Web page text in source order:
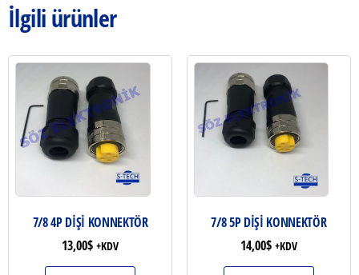
İlgili ürünler
7/8 4P DİŞİ KONNEKTÖR
13,00$ +KDV
7/8 5P DİŞİ KONNEKTÖR
14,00$ +KDV